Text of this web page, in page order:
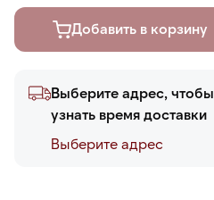
Добавить в корзину
Выберите адрес, чтобы
узнать время доставки
Выберите адреc